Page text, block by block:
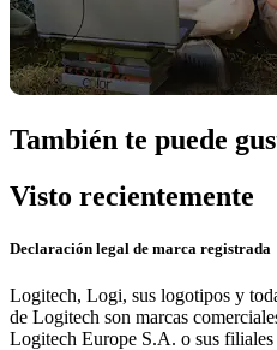
También te puede
Visto recientemente
Declaración legal de marca registrada
Logitech, Logi, sus logotipos y
de Logitech son marcas
Logitech Europe S.A. o sus